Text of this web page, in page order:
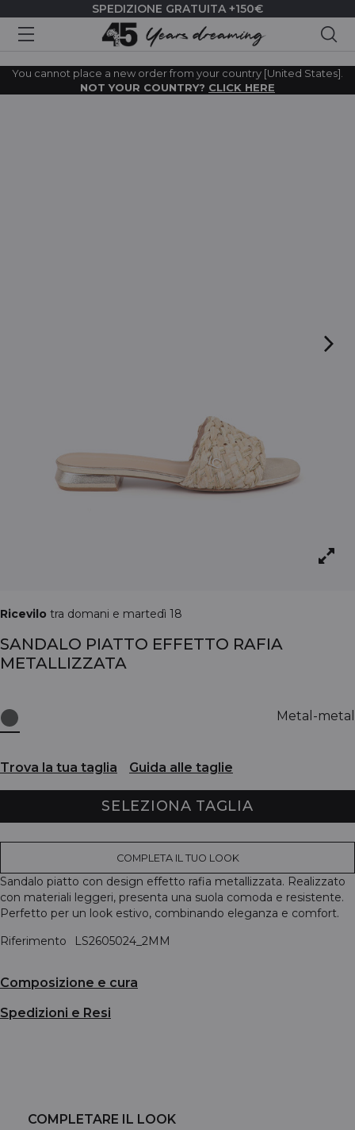
SPEDIZIONE GRATUITA +150€
You cannot place a new order from your country [United States].
NOT YOUR COUNTRY? CLICK HERE
Ricevilo tra domani e martedì 18
SANDALO PIATTO EFFETTO RAFIA
METALLIZZATA
Metal-metal
Trova la tua taglia Guida alle taglie
SELEZIONA TAGLIA
COMPLETA IL TUO LOOK
Sandalo piatto con design effetto rafia metallizzata. Realizzato
con materiali leggeri, presenta una suola comoda e resistente.
Perfetto per un look estivo, combinando eleganza e comfort.
Riferimento
LS2605024_2MM
Composizione e cura
Spedizioni e Resi
COMPLETARE IL LOOK